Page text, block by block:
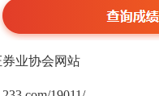
业协会网站